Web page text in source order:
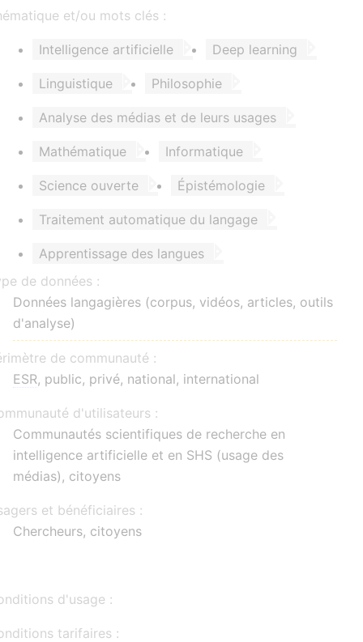
et/ou mots clés :
Intelligence artificielle Deep learning
Linguistique Philosophie
Analyse des médias et de leurs usages
Mathématique Informatique
Science ouverte Épistémologie
Traitement automatique du langage
Apprentissage des langues
de données :
Données langagières (corpus, vidéos, articles, outils
d'analyse)
de communauté :
ESR, public, privé, national, international
d'utilisateurs :
Communautés scientifiques de recherche en
intelligence artificielle et en SHS (usage des
médias), citoyens
et bénéficiaires :
Chercheurs, citoyens
d'usage :
tarifaires :